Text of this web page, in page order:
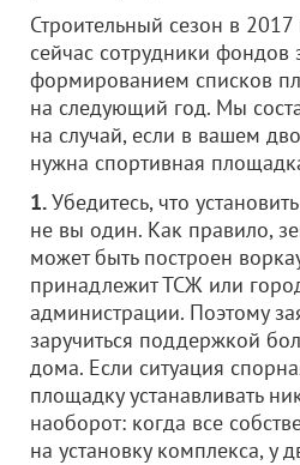
Строительный сезон в
сейчас сотрудники фондов
формированием списков
на следующий год. Мы
на случай, если в вашем
нужна спортивная
1.Убедитесь, что
не вы один. Как правило,
может быть построен
принадлежит ТСЖ или
администрации. Поэтому
заручиться поддержкой
дома. Если ситуация
площадку устанавливать
наоборот: когда все
на установку комплекса, у